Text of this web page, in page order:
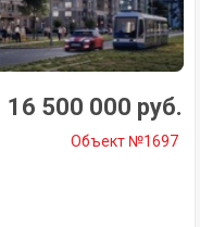
16 500 000 руб.
Объект №1697